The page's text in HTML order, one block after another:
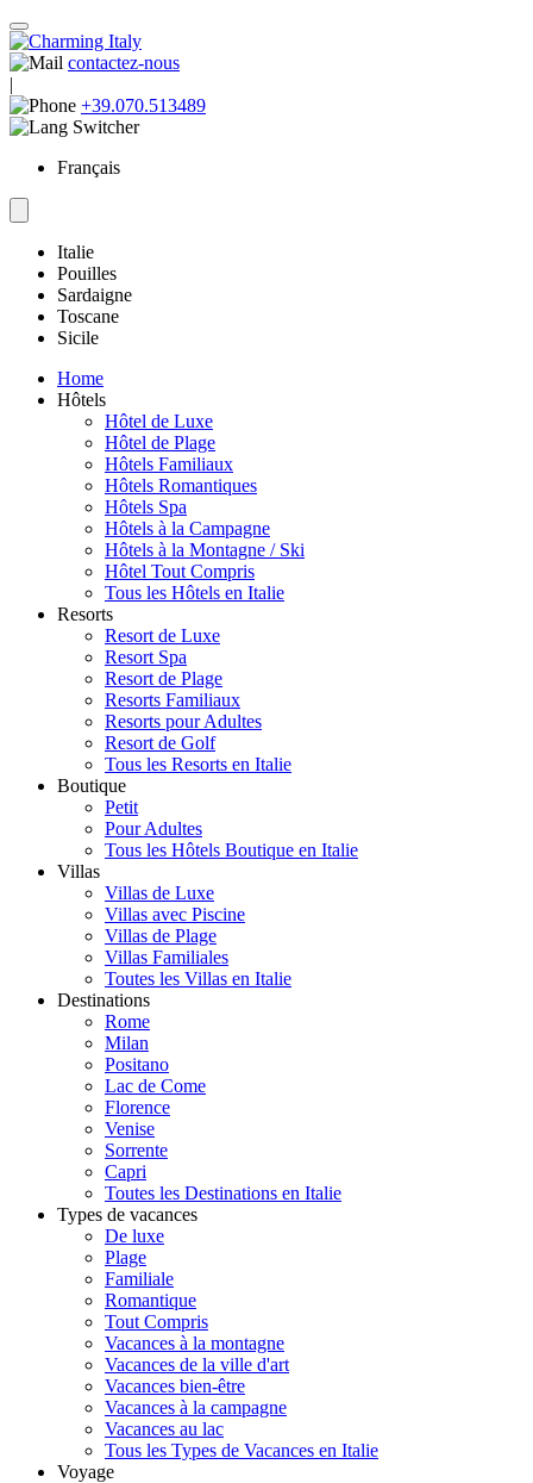
contactez-nous
|
+39.070.513489
Français
Italie
Pouilles
Sardaigne
Toscane
Sicile
Home
Hôtels
Hôtel de Luxe
Hôtel de Plage
Hôtels Familiaux
Hôtels Romantiques
Hôtels Spa
Hôtels à la Campagne
Hôtels à la Montagne / Ski
Hôtel Tout Compris
Tous les Hôtels en Italie
Resorts
Resort de Luxe
Resort Spa
Resort de Plage
Resorts Familiaux
Resorts pour Adultes
Resort de Golf
Tous les Resorts en Italie
Boutique
Petit
Pour Adultes
Tous les Hôtels Boutique en Italie
Villas
Villas de Luxe
Villas avec Piscine
Villas de Plage
Villas Familiales
Toutes les Villas en Italie
Destinations
Rome
Milan
Positano
Lac de Come
Florence
Venise
Sorrente
Capri
Toutes les Destinations en Italie
Types de vacances
De luxe
Plage
Familiale
Romantique
Tout Compris
Vacances à la montagne
Vacances de la ville d'art
Vacances bien-être
Vacances à la campagne
Vacances au lac
Tous les Types de Vacances en Italie
Voyage